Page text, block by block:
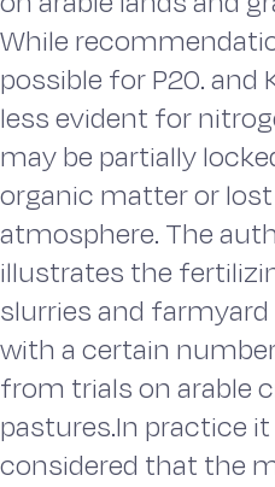
While
possible for P20. and
less evident for
may be partially
organic matter or
atmosphere. The
illustrates the
slurries and
with a certain
from trials on arable
pastures.In practice
considered that the